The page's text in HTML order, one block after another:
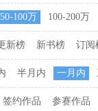
50-100万 100-200万
新榜 新书榜 订阅
半月内 一月内
签约作品 参赛作品